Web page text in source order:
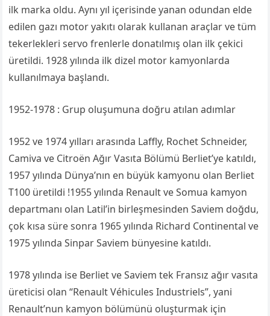
ilk marka oldu. Aynı yıl içerisinde yanan odundan elde
edilen gazı motor yakıtı olarak kullanan araçlar ve tüm
tekerlekleri servo frenlerle donatılmış olan ilk çekici
üretildi. 1928 yılında ilk dizel motor kamyonlarda
kullanılmaya başlandı.
1952-1978 : Grup oluşumuna doğru atılan adımlar
1952 ve 1974 yılları arasında Laffly, Rochet Schneider,
Camiva ve Citroën Ağır Vasıta Bölümü Berliet’ye katıldı,
1957 yılında Dünya’nın en büyük kamyonu olan Berliet
T100 üretildi !1955 yılında Renault ve Somua kamyon
departmanı olan Latil’in birleşmesinden Saviem doğdu,
çok kısa süre sonra 1965 yılında Richard Continental ve
1975 yılında Sinpar Saviem bünyesine katıldı.
1978 yılında ise Berliet ve Saviem tek Fransız ağır vasıta
üreticisi olan “Renault Véhicules Industriels”, yani
Renault’nun kamyon bölümünü oluşturmak için